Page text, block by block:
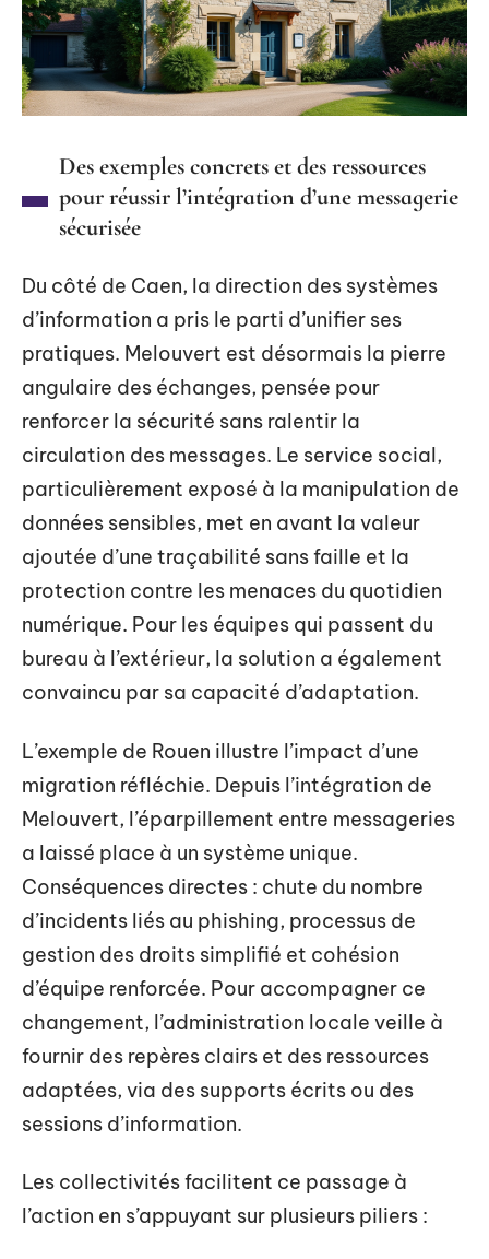
Des exemples concrets et des ressources
pour réussir l’intégration d’une messagerie
sécurisée
Du côté de Caen, la direction des systèmes
d’information a pris le parti d’unifier ses
pratiques. Melouvert est désormais la pierre
angulaire des échanges, pensée pour
renforcer la sécurité sans ralentir la
circulation des messages. Le service social,
particulièrement exposé à la manipulation de
données sensibles, met en avant la valeur
ajoutée d’une traçabilité sans faille et la
protection contre les menaces du quotidien
numérique. Pour les équipes qui passent du
bureau à l’extérieur, la solution a également
convaincu par sa capacité d’adaptation.
L’exemple de Rouen illustre l’impact d’une
migration réfléchie. Depuis l’intégration de
Melouvert, l’éparpillement entre messageries
a laissé place à un système unique.
Conséquences directes : chute du nombre
d’incidents liés au phishing, processus de
gestion des droits simplifié et cohésion
d’équipe renforcée. Pour accompagner ce
changement, l’administration locale veille à
fournir des repères clairs et des ressources
adaptées, via des supports écrits ou des
sessions d’information.
Les collectivités facilitent ce passage à
l’action en s’appuyant sur plusieurs piliers :